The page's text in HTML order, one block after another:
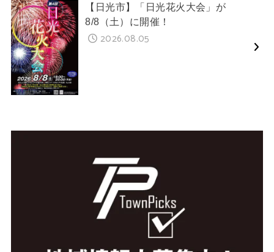
【日光市】「日光花火大会」が
8/8（土）に開催！
2026.08.05